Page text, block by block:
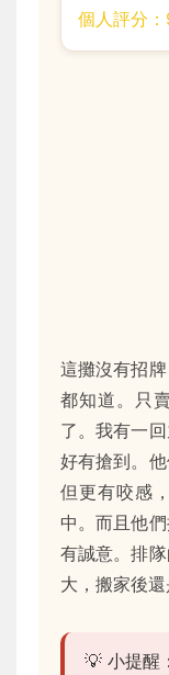
個人評分
這攤沒有招
都知道。只
了。我有一
好有搶到。
但更有咬感
中。而且他
有誠意。排
大，搬家後還
💡 小提醒